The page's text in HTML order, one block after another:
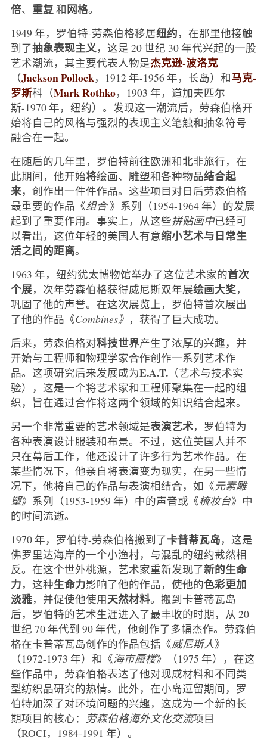
倍、 重复和网格。
1949 年，罗伯特-劳森伯格移居纽约，在那里他接触
到了抽象表现主义，这是 20 世纪 30 年代兴起的一股
艺术潮流，其主要代表人物是杰克逊-波洛克
（Jackson Pollock，1912 年-1956 年，长岛）和马克-
罗斯科（Mark Rothko，1903 年，道加夫匹尔
斯-1970 年，纽约）。发现这一潮流后，劳森伯格开
始将自己的风格与强烈的表现主义笔触和抽象符号
融合在一起。
在随后的几年里，罗伯特前往欧洲和北非旅行，在
此期间，他开始将绘画、雕塑和各种物品结合起
来，创作出一件件作品。这些项目对日后劳森伯格
最重要的作品《组合》系列（1954-1964 年）的发展
起到了重要作用。事实上，从这些拼贴画中已经可
以看出，这位年轻的美国人有意缩小艺术与日常生
活之间的距离。
1963 年，纽约犹太博物馆举办了这位艺术家的首次
个展，次年劳森伯格获得威尼斯双年展绘画大奖，
巩固了他的声誉。在这次展览上，罗伯特首次展出
了他的作品《Combines》 ，获得了巨大成功。
后来，劳森伯格对科技世界产生了浓厚的兴趣，并
开始与工程师和物理学家合作创作一系列艺术作
品。这项研究后来发展成为E.A.T.（艺术与技术实
验），这是一个将艺术家和工程师聚集在一起的组
织，旨在通过合作将这两个领域的知识结合起来。
另一个非常重要的艺术领域是表演艺术，罗伯特为
各种表演设计服装和布景。不过，这位美国人并不
只在幕后工作，他还设计了许多行为艺术作品。在
某些情况下，他亲自将表演变为现实，在另一些情
况下，他将自己的作品与表演相结合，如《元素雕
塑》系列（1953-1959 年）中的声音或《梳妆台》中
的时间流逝。
1970 年，罗伯特-劳森伯格搬到了卡普蒂瓦岛，这是
佛罗里达海岸的一个小渔村，与混乱的纽约截然相
反。在这个世外桃源，艺术家重新发现了新的生命
力，这种生命力影响了他的作品，使他的色彩更加
淡雅，并促使他使用天然材料。搬到卡普蒂瓦岛
后，罗伯特的艺术生涯进入了最丰收的时期，从 20
世纪 70 年代到 90 年代，他创作了多幅杰作。劳森伯
格在卡普蒂瓦岛创作的作品包括《威尼斯人》
（1972-1973 年）和《海市蜃楼》（1975 年），在这
些作品中，劳森伯格表达了他对现成材料和不同类
型纺织品研究的热情。此外，在小岛逗留期间，罗
伯特加深了对环境问题的兴趣，这成为一个新的长
期项目的核心： 劳森伯格海外文化交流项目
（ROCI，1984-1991 年）。